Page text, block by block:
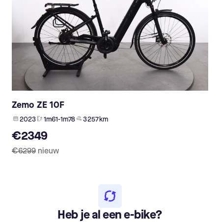
Zemo ZE 10F
2023 1m61-1m78 3 257 km
€2349
€6299 nieuw
Heb je al een e-bike?